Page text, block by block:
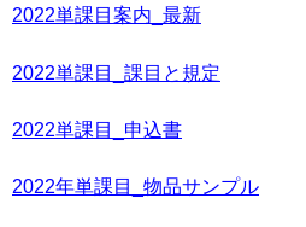
2022単課目案内_最新
2022単課目_課目と規定
2022単課目_申込書
2022年単課目_物品サンプル